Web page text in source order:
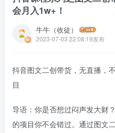
会月入1w+！
牛牛（收徒）
2023-07-03 22:08:19发布
抖音图文二创带货，无直播，
目
导语：你是否想过闷声发大财
的项目你不会错过。通过图文